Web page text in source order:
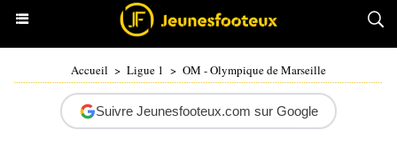
Accueil > Ligue 1 > OM - Olympique de Marseille
Suivre Jeunesfooteux.com sur Google